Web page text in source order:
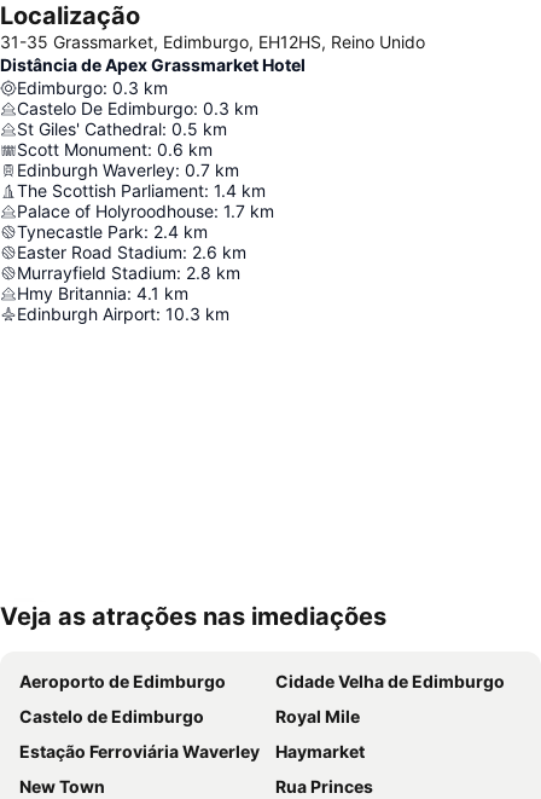
Localização
31-35 Grassmarket, Edimburgo, EH12HS, Reino Unido
Distância de Apex Grassmarket Hotel
Edimburgo: 0.3 km
Castelo De Edimburgo: 0.3 km
St Giles' Cathedral: 0.5 km
Scott Monument: 0.6 km
Edinburgh Waverley: 0.7 km
The Scottish Parliament: 1.4 km
Palace of Holyroodhouse: 1.7 km
Tynecastle Park: 2.4 km
Easter Road Stadium: 2.6 km
Murrayfield Stadium: 2.8 km
Hmy Britannia: 4.1 km
Edinburgh Airport: 10.3 km
Ampliar mapa
Veja as atrações nas imediações
Aeroporto de Edimburgo
Cidade Velha de Edimburgo
Castelo de Edimburgo
Royal Mile
Estação Ferroviária Waverley
Haymarket
New Town
Rua Princes